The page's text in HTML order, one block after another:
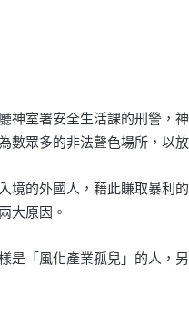
神室署安全生活課的刑警，
數眾多的非法聲色場所，以
境的外國人，藉此賺取暴利
大原因。
是「風化產業孤兒」的人，